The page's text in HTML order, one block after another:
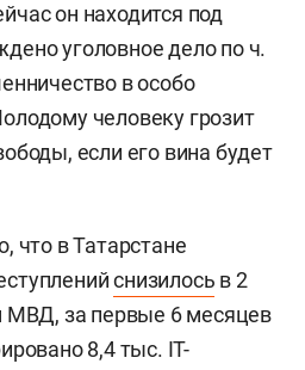
он находится под
уголовное дело по ч.
в особо
человеку грозит
если его вина будет
что в Татарстане
снизилось в 2
МВД, за первые 6 месяцев
8,4 тыс. IT-